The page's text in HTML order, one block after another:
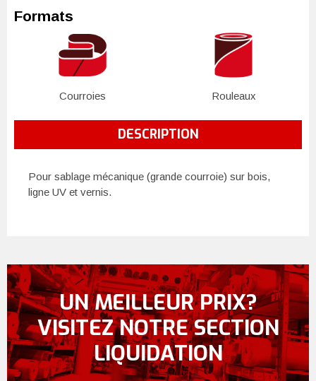
Formats
Courroies Rouleaux
DESCRIPTION
Pour sablage mécanique (grande courroie) sur bois,
ligne UV et vernis.
UN MEILLEUR PRIX?
VISITEZ NOTRE SECTION
LIQUIDATION